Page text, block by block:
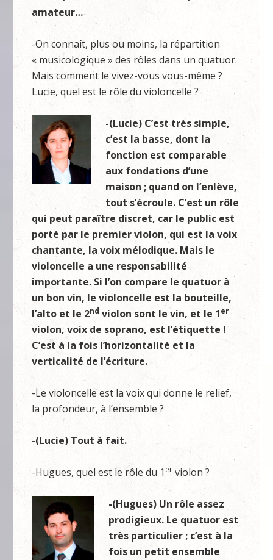
amateur…
-On connaît, plus ou moins, la répartition
« musicologique » des rôles dans un quatuor.
Mais comment le vivez-vous vous-même ?
Lucie, quel est le rôle du violoncelle ?
-(Lucie) C’est très simple,
c’est la basse, dont la
fonction est comparable
aux fondations d’une
maison ; quand on l’enlève,
tout s’écroule. C’est un rôle
qui peut paraître discret, car le public est
porté par le premier violon, qui est la voix
chantante, la voix mélodique. Mais le
violoncelle a une responsabilité
importante. Si l’on compare le quatuor à
un bon vin, le violoncelle est la bouteille,
l’alto et le 2nd violon sont le vin, et le 1er
violon, voix de soprano, est l’étiquette !
C’est à la fois l’horizontalité et la
verticalité de l’écriture.
-Le violoncelle est la voix qui donne le relief,
la profondeur, à l’ensemble ?
-(Lucie) Tout à fait.
-Hugues, quel est le rôle du 1 er violon ?
-(Hugues) Un rôle assez
prodigieux. Le quatuor est
très particulier ; c’est à la
fois un petit ensemble